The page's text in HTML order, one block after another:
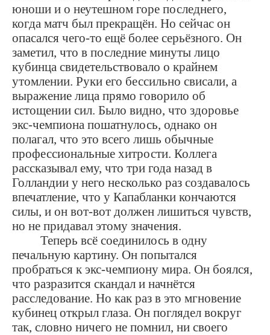
юноши и о неутешном горе последнего,
когда матч был прекращён. Но сейчас он
опасался чего-то ещё более серьёзного. Он
заметил, что в последние минуты лицо
кубинца свидетельствовало о крайнем
утомлении. Руки его бессильно свисали, а
выражение лица прямо говорило об
истощении сил. Было видно, что здоровье
экс-чемпиона пошатнулось, однако он
полагал, что это всего лишь обычные
профессиональные хитрости. Коллега
рассказывал ему, что три года назад в
Голландии у него несколько раз создавалось
впечатление, что у Капабланки кончаются
силы, и он вот-вот должен лишиться чувств,
но не придавал этому значения.
Теперь всё соединилось в одну
печальную картину. Он попытался
пробраться к экс-чемпиону мира. Он боялся,
что разразится скандал и начнётся
расследование. Но как раз в это мгновение
кубинец открыл глаза. Он поглядел вокруг
так, словно ничего не помнил, ни своего